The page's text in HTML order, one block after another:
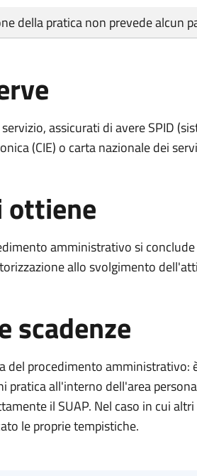
della pratica non prevede alcun
assicurati di avere SPID
(CIE) o carta nazionale dei
ottiene
amministrativo si
allo svolgimento
scadenze
del procedimento amministrativo:
pratica all'interno dell'area
il SUAP. Nel caso in cui
le proprie tempistiche.